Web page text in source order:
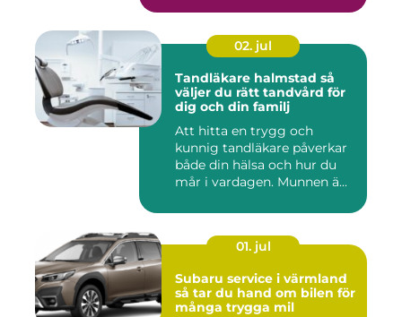
02. jul
Tandläkare halmstad så
väljer du rätt tandvård för
dig och din familj
Att hitta en trygg och
kunnig tandläkare påverkar
både din hälsa och hur du
mår i vardagen. Munnen ä...
01. jul
Subaru service i värmland
så tar du hand om bilen för
många trygga mil